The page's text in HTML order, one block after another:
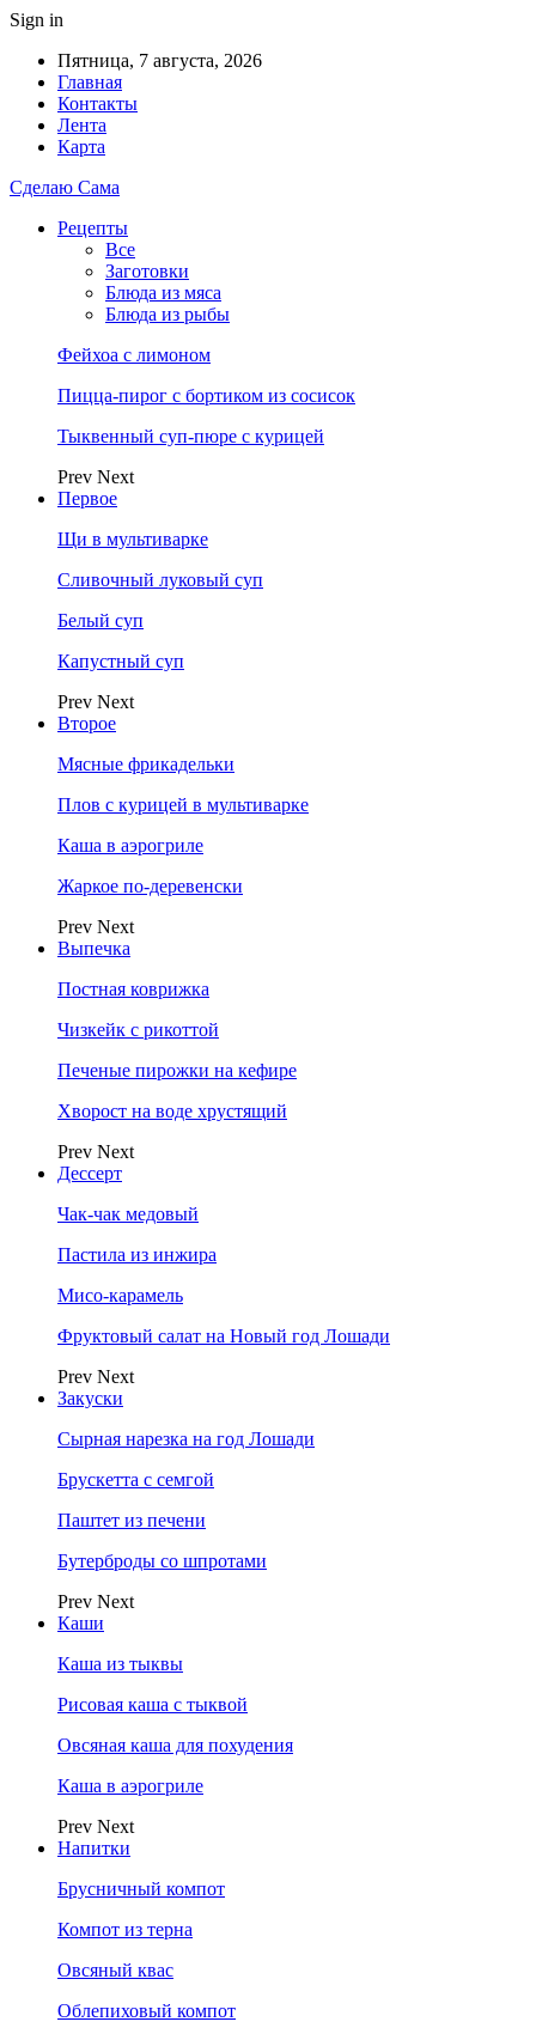
Sign in
Пятница, 7 августа, 2026
Главная
Контакты
Лента
Карта
Сделаю Сама
Рецепты
Все
Заготовки
Блюда из мяса
Блюда из рыбы
Фейхоа с лимоном
Пицца-пирог с бортиком из сосисок
Тыквенный суп-пюре с курицей
Prev Next
Первое
Щи в мультиварке
Сливочный луковый суп
Белый суп
Капустный суп
Prev Next
Второе
Мясные фрикадельки
Плов с курицей в мультиварке
Каша в аэрогриле
Жаркое по-деревенски
Prev Next
Выпечка
Постная коврижка
Чизкейк с рикоттой
Печеные пирожки на кефире
Хворост на воде хрустящий
Prev Next
Дессерт
Чак-чак медовый
Пастила из инжира
Мисо-карамель
Фруктовый салат на Новый год Лошади
Prev Next
Закуски
Сырная нарезка на год Лошади
Брускетта с семгой
Паштет из печени
Бутерброды со шпротами
Prev Next
Каши
Каша из тыквы
Рисовая каша с тыквой
Овсяная каша для похудения
Каша в аэрогриле
Prev Next
Напитки
Брусничный компот
Компот из терна
Овсяный квас
Облепиховый компот